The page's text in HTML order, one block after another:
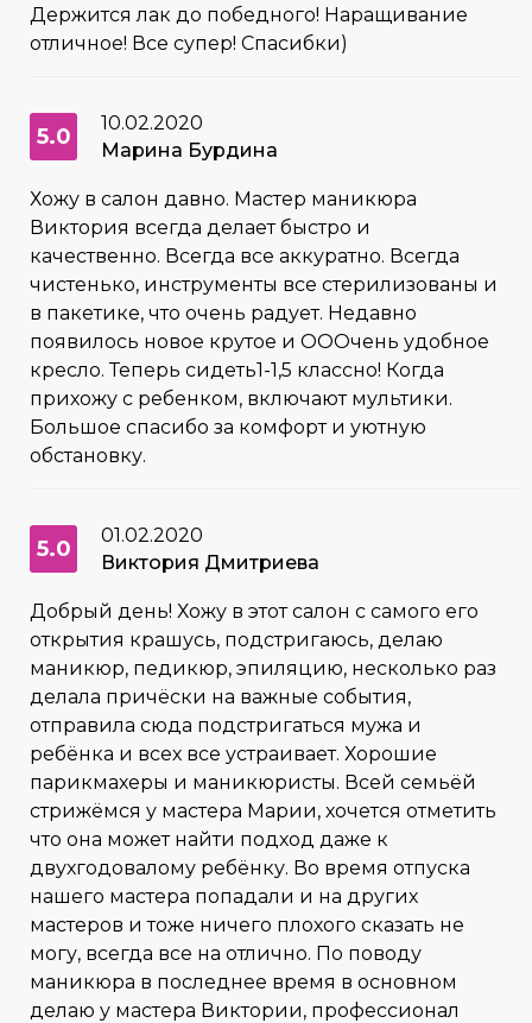
Держится лак до победного! Наращивание
отличное! Все супер! Спасибки)
5.0
10.02.2020
Марина Бурдина
Хожу в салон давно. Мастер маникюра
Виктория всегда делает быстро и
качественно. Всегда все аккуратно. Всегда
чистенько, инструменты все стерилизованы и
в пакетике, что очень радует. Недавно
появилось новое крутое и ОООчень удобное
кресло. Теперь сидеть1-1,5 классно! Когда
прихожу с ребенком, включают мультики.
Большое спасибо за комфорт и уютную
обстановку.
5.0
01.02.2020
Виктория Дмитриева
Добрый день! Хожу в этот салон с самого его
открытия крашусь, подстригаюсь, делаю
маникюр, педикюр, эпиляцию, несколько раз
делала причёски на важные события,
отправила сюда подстригаться мужа и
ребёнка и всех все устраивает. Хорошие
парикмахеры и маникюристы. Всей семьёй
стрижёмся у мастера Марии, хочется отметить
что она может найти подход даже к
двухгодовалому ребёнку. Во время отпуска
нашего мастера попадали и на других
мастеров и тоже ничего плохого сказать не
могу, всегда все на отлично. По поводу
маникюра в последнее время в основном
делаю у мастера Виктории, профессионал